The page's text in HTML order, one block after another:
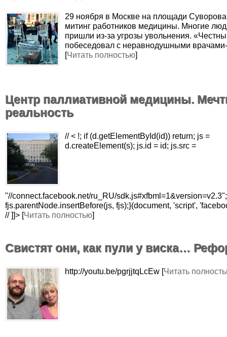
29 ноября в Москве на площади
митинг работников медицины. Многие
пришли из-за угрозы увольнения.
побеседовал с неравнодушными
[Читать полностью]
Центр паллиативной медицины.
реальность
// < !; if (d.getElementById(id)) return; js =
d.createElement(s); js.id = id; js.src =
"//connect.facebook.net/ru_RU/sdk.js#xfbml=1&version=v2.3";
fjs.parentNode.insertBefore(js, fjs);}(document, 'script',
// ]]> [Читать полностью]
Свистят они, как пули у виска…
http://youtu.be/pgrjjtqLcEw [Читать